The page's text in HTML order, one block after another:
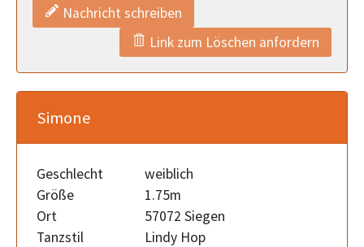
Nachricht schreiben
Link zum Löschen anfordern
Simone
Geschlecht
weiblich
Größe
1.75m
Ort
57072 Siegen
Tanzstil
Lindy Hop